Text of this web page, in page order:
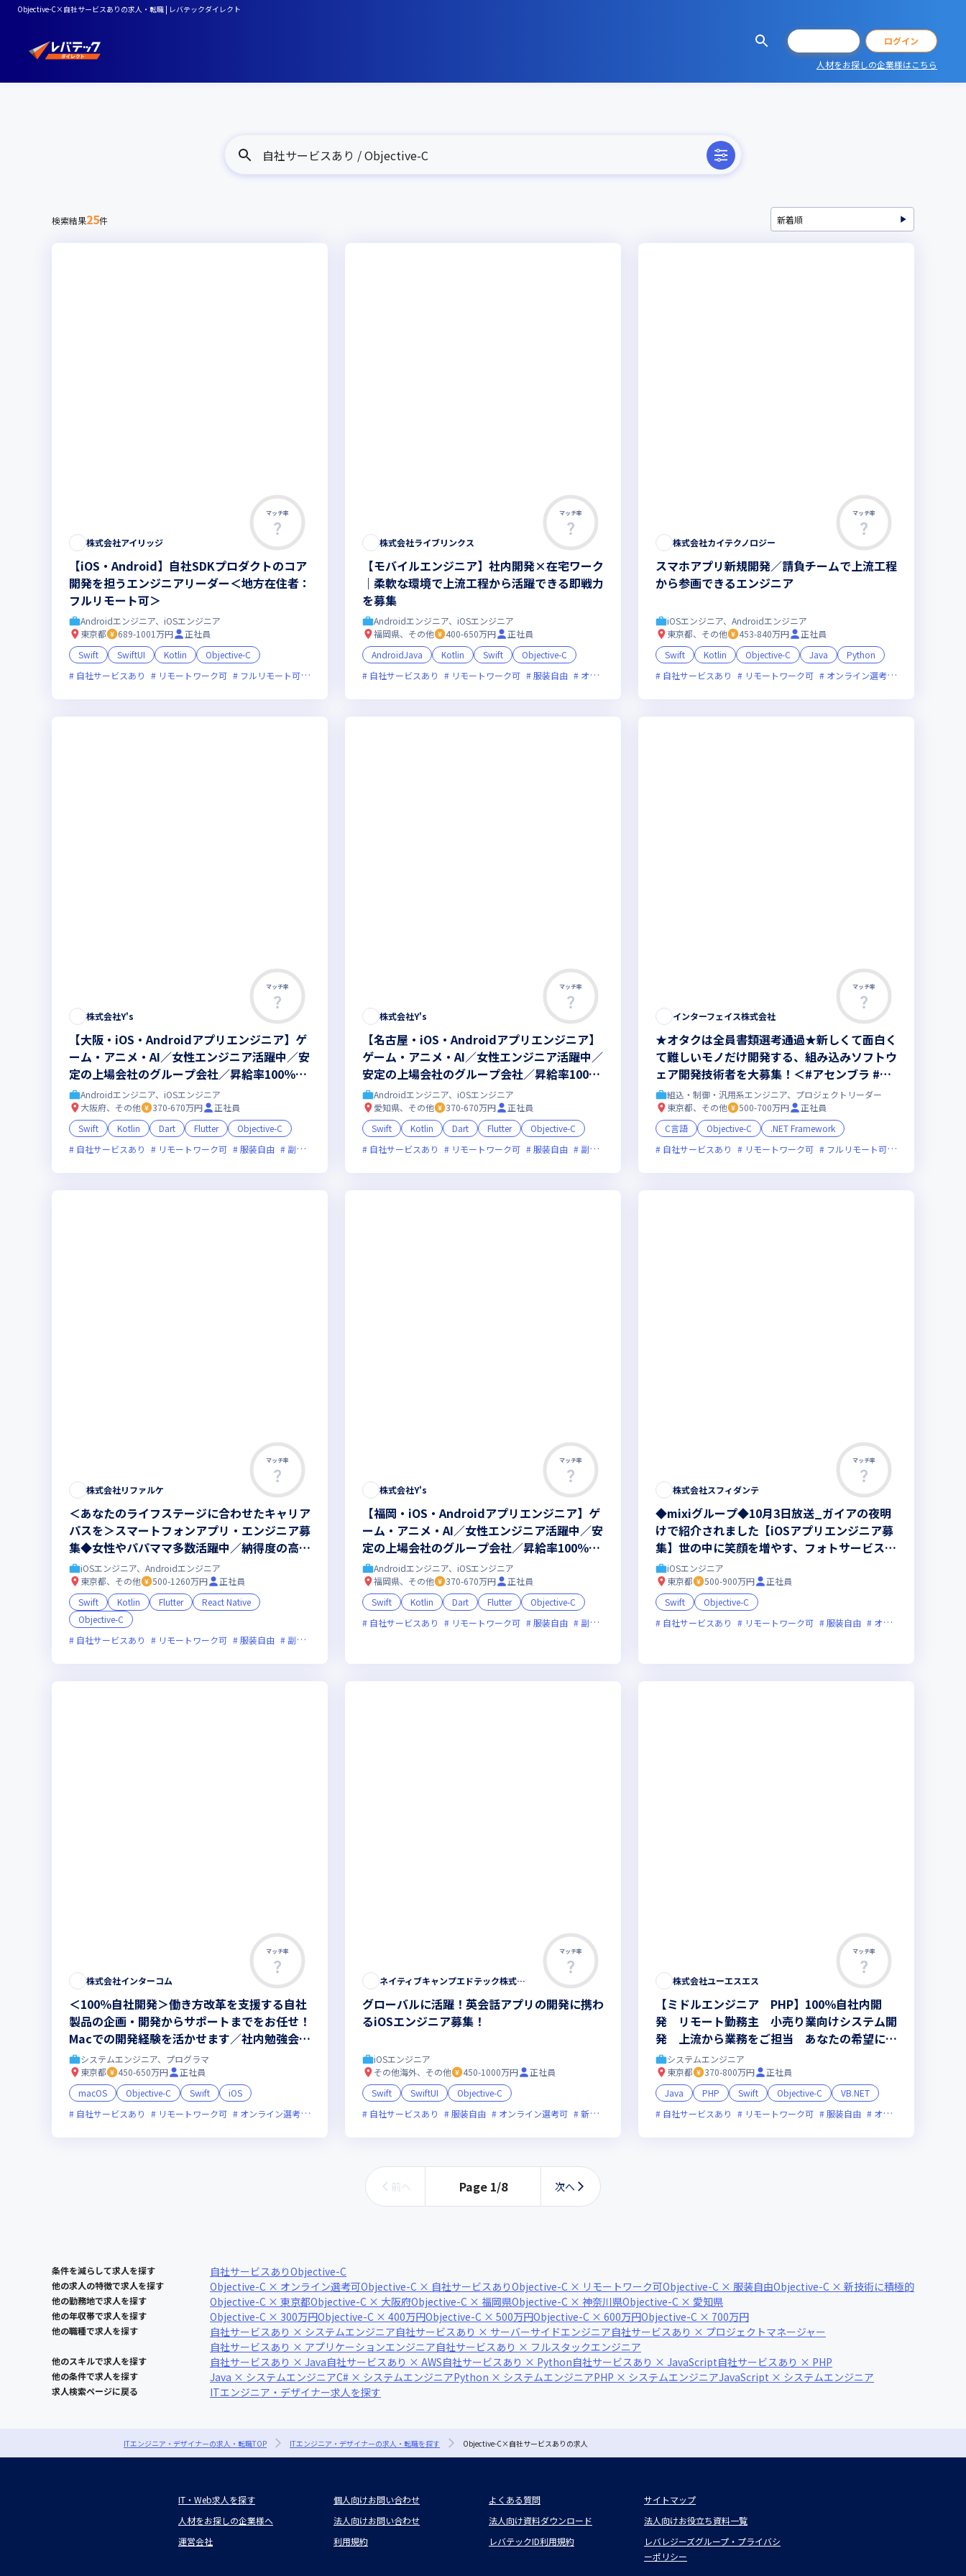
Objective-C×自社サービスありの求人・転職 | レバテックダイレクト
ログイン
人材をお探しの企業様はこちら
自社サービスあり / Objective-C
検索結果25件
マッチ率
株式会社アイリッジ
【iOS・Android】自社SDKプロダクトのコア
開発を担うエンジニアリーダー＜地方在住者：
フルリモート可＞
Androidエンジニア、iOSエンジニア
東京都
689-1001万円
正社員
Swift
SwiftUI Kotlin
Objective-C
自社サービスあり
リモートワーク可 フルリモート可 副業可 オンライン選考可 フレックス制度あり 新技術に積極的 残業月20時間未満 女性エンジニアが活躍中
マッチ率
株式会社ライブリンクス
【モバイルエンジニア】社内開発×在宅ワーク
｜柔軟な環境で上流工程から活躍できる即戦力
を募集
Androidエンジニア、iOSエンジニア
福岡県、その他
400-650万円
正社員
AndroidJava
Kotlin Swift
Objective-C
自社サービスあり
リモートワーク可 服装自由 オンライン選考可 フレックス制度あり 新技術に積極的 ベンチャー企業
マッチ率
株式会社カイテクノロジー
スマホアプリ新規開発／請負チームで上流工程
から参画できるエンジニア
iOSエンジニア、Androidエンジニア
東京都、その他
453-840万円
正社員
Swift
Kotlin Objective-C Java
Python
自社サービスあり
リモートワーク可 オンライン選考可
マッチ率
株式会社Y's
【大阪・iOS・Androidアプリエンジニア】ゲ
ーム・アニメ・AI／女性エンジニア活躍中／安
定の上場会社のグループ会社／昇給率100％
（※）／リモート可（※いずれも、2024年8月
時点）
Androidエンジニア、iOSエンジニア
大阪府、その他
370-670万円
正社員
Swift
Kotlin Dart Flutter
Objective-C
自社サービスあり
リモートワーク可 服装自由 副業可 オンライン選考可 新規立ち上げ 新技術に積極的 ベンチャー企業 残業月20時間未満 女性エンジニアが活躍中
マッチ率
株式会社Y's
【名古屋・iOS・Androidアプリエンジニア】
ゲーム・アニメ・AI／女性エンジニア活躍中／
安定の上場会社のグループ会社／昇給率100％
（※）／リモート可（※いずれも、2024年8月
時点）
Androidエンジニア、iOSエンジニア
愛知県、その他
370-670万円
正社員
Swift
Kotlin Dart Flutter
Objective-C
自社サービスあり
リモートワーク可 服装自由 副業可 オンライン選考可 新規立ち上げ 新技術に積極的 ベンチャー企業
マッチ率
インターフェイス株式会社
★オタクは全員書類選考通過★新しくて面白く
て難しいモノだけ開発する、組み込みソフトウ
ェア開発技術者を大募集！＜#アセンブラ #ロ
ボコン #＞
組込・制御・汎用系エンジニア、プロジェクトリーダー
東京都、その他
500-700万円
正社員
C言語
Objective-C
.NET Framework
自社サービスあり
リモートワーク可 フルリモート可
マッチ率
株式会社リファルケ
＜あなたのライフステージに合わせたキャリア
パスを＞スマートフォンアプリ・エンジニア募
集◆女性やパパママ多数活躍中／納得度の高い
人事評価／社員が中心の案件営業／年休130日
／エンジニア定着率97%
iOSエンジニア、Androidエンジニア
東京都、その他
500-1260万円
正社員
Swift
Kotlin Flutter
React Native
Objective-C
自社サービスあり
リモートワーク可 服装自由 副業可
マッチ率
株式会社Y's
【福岡・iOS・Androidアプリエンジニア】ゲ
ーム・アニメ・AI／女性エンジニア活躍中／安
定の上場会社のグループ会社／昇給率100％
（※）／リモート可（※いずれも、2024年8月
時点）
Androidエンジニア、iOSエンジニア
福岡県、その他
370-670万円
正社員
Swift
Kotlin Dart Flutter
Objective-C
自社サービスあり
リモートワーク可 服装自由 副業可 オンライン選考可 新規立ち上げ 新技術に積極的 ベンチャー企業
マッチ率
株式会社スフィダンテ
◆mixiグループ◆10月3日放送_ガイアの夜明
けで紹介されました【iOSアプリエンジニア募
集】世の中に笑顔を増やす、フォトサービスで
０から１の開発経験を詰める環境です！
iOSエンジニア
東京都
500-900万円
正社員
Swift
Objective-C
自社サービスあり
リモートワーク可 服装自由 オンライン選考可
マッチ率
株式会社インターコム
＜100％自社開発＞働き方改革を支援する自社
製品の企画・開発からサポートまでをお任せ！
Macでの開発経験を活かせます／社内勉強会あ
り／秋葉原駅徒歩2分
システムエンジニア、プログラマ
東京都
450-650万円
正社員
macOS
Objective-C Swift
iOS
自社サービスあり
リモートワーク可 オンライン選考可 新規立ち上げ ベンチャー企業 残業月20時間未満 女性エンジニアが活躍中
マッチ率
ネイティブキャンプエドテック株式会社
グローバルに活躍！英会話アプリの開発に携わ
るiOSエンジニア募集！
iOSエンジニア
その他海外、その他
450-1000万円
正社員
Swift
SwiftUI
Objective-C
自社サービスあり
服装自由 オンライン選考可 新規立ち上げ 新技術に積極的 ベンチャー企業 残業月20時間未満 グローバル展開
マッチ率
株式会社ユーエスエス
【ミドルエンジニア PHP】100％自社内開
発 リモート勤務主 小売り業向けシステム開
発 上流から業務をご担当 あなたの希望に沿
ったキャリアをご提供
システムエンジニア
東京都
370-800万円
正社員
Java
PHP Swift Objective-C
VB.NET
自社サービスあり
リモートワーク可 服装自由 オンライン選考可
前へ Page 1/8 次へ
条件を減らして求人を探す 自社サービスありObjective-C
他の求人の特徴で求人を探す Objective-C × オンライン選考可Objective-C × 自社サービスありObjective-C × リモートワーク可Objective-C × 服装自由Objective-C × 新技術に積極的
他の勤務地で求人を探す Objective-C × 東京都Objective-C × 大阪府Objective-C × 福岡県Objective-C × 神奈川県Objective-C × 愛知県
他の年収帯で求人を探す Objective-C × 300万円Objective-C × 400万円Objective-C × 500万円Objective-C × 600万円Objective-C × 700万円
他の職種で求人を探す 自社サービスあり × システムエンジニア自社サービスあり × サーバーサイドエンジニア自社サービスあり × プロジェクトマネージャー
自社サービスあり × アプリケーションエンジニア自社サービスあり × フルスタックエンジニア
他のスキルで求人を探す 自社サービスあり × Java自社サービスあり × AWS自社サービスあり × Python自社サービスあり × JavaScript自社サービスあり × PHP
他の条件で求人を探す Java × システムエンジニアC# × システムエンジニアPython × システムエンジニアPHP × システムエンジニアJavaScript × システムエンジニア
求人検索ページに戻る ITエンジニア・デザイナー求人を探す
ITエンジニア・デザイナーの求人・転職TOP ITエンジニア・デザイナーの求人・転職を探す Objective-C×自社サービスありの求人
IT・Web求人を探す 個人向けお問い合わせ よくある質問
サイトマップ
人材をお探しの企業様へ
法人向けお問い合わせ 法人向け資料ダウンロード
法人向けお役立ち資料一覧
運営会社
利用規約 レバテックID利用規約
レバレジーズグループ・プライバシ
ーポリシー